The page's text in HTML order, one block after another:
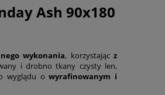
Ash 90x180
wykonania, korzystając z
i drobno tkany czysty len,
wyglądu owyrafinowanym i